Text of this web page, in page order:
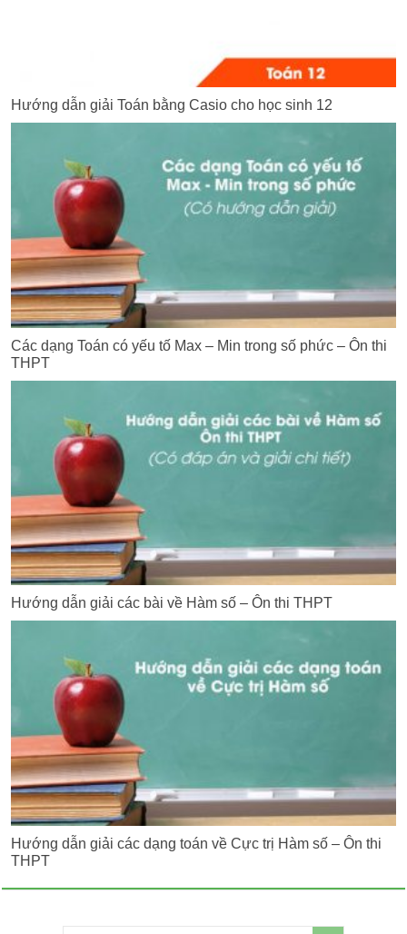
Hướng dẫn giải Toán bằng Casio cho học sinh 12
Các dạng Toán có yếu tố Max – Min trong số phức – Ôn thi
THPT
Hướng dẫn giải các bài về Hàm số – Ôn thi THPT
Hướng dẫn giải các dạng toán về Cực trị Hàm số – Ôn thi
THPT